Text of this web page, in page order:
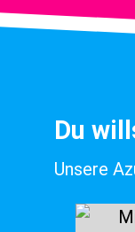
Du
Unsere